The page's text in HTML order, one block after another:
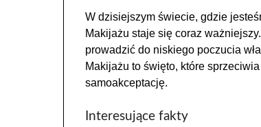
W dzisiejszym świecie, gdzie
Makijażu staje się coraz
prowadzić do niskiego poczucia
Makijażu to święto, które
samoakceptację.
Interesujące fakty